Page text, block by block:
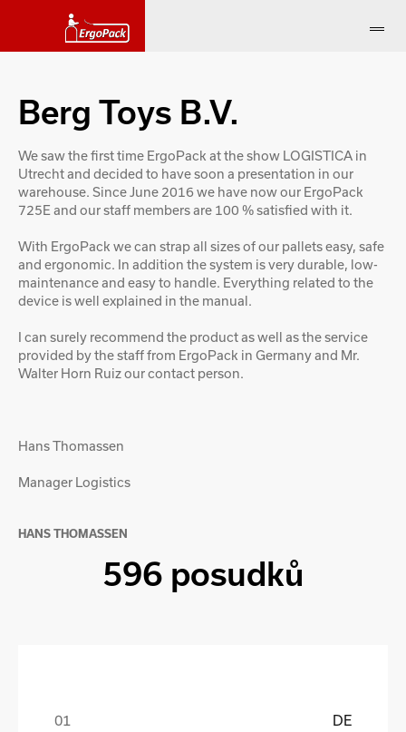
Berg Toys B.V.
We saw the first time ErgoPack at the show LOGISTICA in
Utrecht and decided to have soon a presentation in our
warehouse. Since June 2016 we have now our ErgoPack
725E and our staff members are 100 % satisfied with it.
With ErgoPack we can strap all sizes of our pallets easy, safe
and ergonomic. In addition the system is very durable, low-
maintenance and easy to handle. Everything related to the
device is well explained in the manual.
I can surely recommend the product as well as the service
provided by the staff from ErgoPack in Germany and Mr.
Walter Horn Ruiz our contact person.
Hans Thomassen
Manager Logistics
HANS THOMASSEN
596 posudků
DE